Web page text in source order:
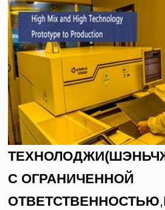
С ОГРАНИЧЕННОЙ
ОТВЕТСТВЕННОСТЬЮ